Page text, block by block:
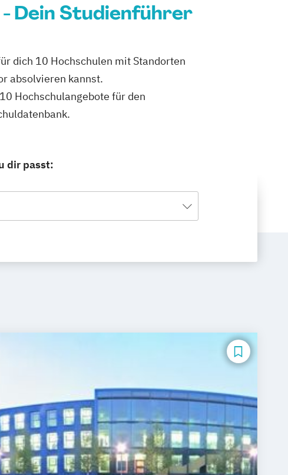
Dein Studienführer
dich 10 Hochschulen mit Standorten
absolvieren kannst.
Hochschulangebote für den
dir passt: